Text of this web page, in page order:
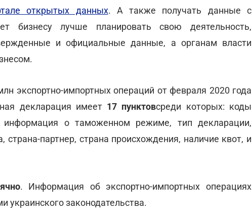
открытых данных. А также получать данные с
бизнесу лучше планировать свою деятельность,
и официальные данные, а органам власти
экспортно-импортных операций от февраля 2020 года
декларация имеет17 пунктовсреди которых: коды
информация о таможенном режиме, тип декларации,
страна-партнер, страна происхождения, наличие квот, и
. Информация об экспортно-импортных операциях
украинского законодательства.